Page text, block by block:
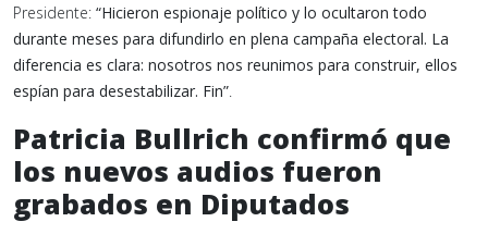
Presidente: “Hicieron espionaje político y lo ocultaron todo
durante meses para difundirlo en plena campaña electoral. La
diferencia es clara: nosotros nos reunimos para construir, ellos
espían para desestabilizar. Fin”.
Patricia Bullrich confirmó que
los nuevos audios fueron
grabados en Diputados